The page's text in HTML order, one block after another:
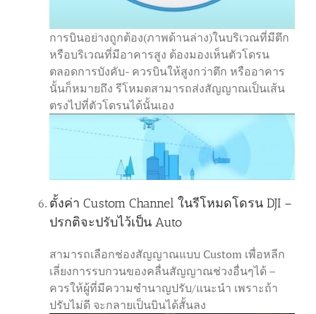
การบินอย่างถูกต้อง(ภาพด้านล่าง)ในบริเวณที่มีตึก
หรือบริเวณที่มีอาคารสูง ต้องมองเห็นตัวโดรน
ตลอดการบังคับ- ควรบินให้สูงกว่าตึก หรืออาคาร
นั้นก็หมายถึง รีโหมดสามารถส่งสัญญาณเป็นเส้น
ตรงไปที่ตัวโดรนได้นั้นเอง
ตั้งค่า Custom Channel ในรีโหมดโดรน DJI –
ปรกติจะปรับไว้เป็น Auto
สามารถเลือกช่องสัญญาณแบบ Custom เพื่อหลีก
เลี่ยงการรบกวนของคลื่นสัญญาณช่วงอื่นๆได้ –
ควรให้ผู้ที่มีความชำนาญปรับ/แนะนำ เพราะถ้า
ปรับไม่ดี จะกลายเป็นบินได้สั้นลง